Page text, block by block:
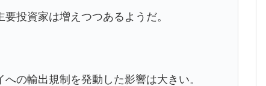
投資家は増えつつあるようだ。
の輸出規制を発動した影響は大きい。